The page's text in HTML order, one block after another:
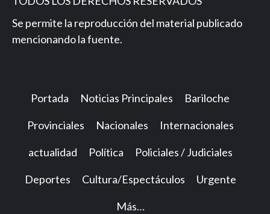
Se permite la reproducción del material publicado
mencionando la fuente.
Portada Noticias Principales Bariloche
Provinciales Nacionales Internacionales
actualidad Política Policiales / Judiciales
Deportes Cultura/Espectáculos Urgente
Más…